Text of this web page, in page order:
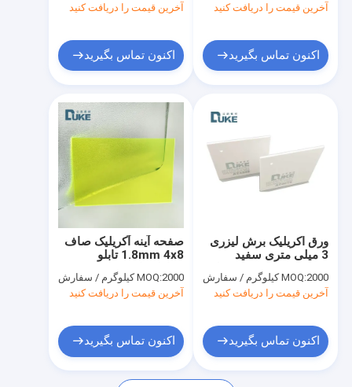
دربارهی ما
تماس با ما
اخبار
درخواست نقل قول
آخرین قیمت را دریافت کنید
اکنون تماس بگیرید
آخرین قیمت را دریافت کنید
اکنون تماس بگیرید
صفحه آینه آکریلیک صاف
1.8mm 4x8 تابلو
MOQ:2000 کیلوگرم / سفارش
آخرین قیمت را دریافت کنید
اکنون تماس بگیرید
ورق اکریلیک برش لیزری
3 میلی متری سفید
متریMOQ:2000 کیلوگرم / سفارش
آخرین قیمت را دریافت کنید
اکنون تماس بگیرید